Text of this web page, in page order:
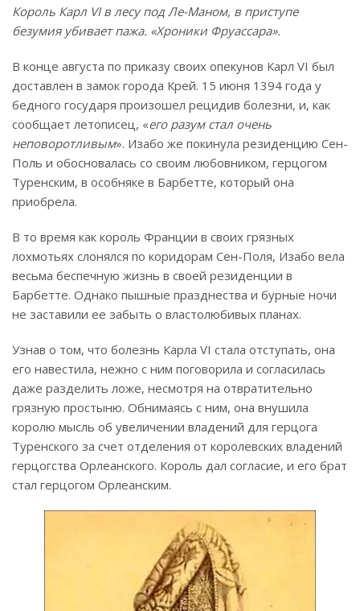
Король Карл VI в лесу под Ле-Маном, в приступе
безумия убивает пажа. «Хроники Фруассара».
В конце августа по приказу своих опекунов Карл VI был
доставлен в замок города Крей. 15 июня 1394 года у
бедного государя произошел рецидив болезни, и, как
сообщает летописец, «его разум стал очень
неповоротливым». Изабо же покинула резиденцию Сен-
Поль и обосновалась со своим любовником, герцогом
Туренским, в особняке в Барбетте, который она
приобрела.
В то время как король Франции в своих грязных
лохмотьях слонялся по коридорам Сен-Поля, Изабо вела
весьма беспечную жизнь в своей резиденции в
Барбетте. Однако пышные празднества и бурные ночи
не заставили ее забыть о властолюбивых планах.
Узнав о том, что болезнь Карла VI стала отступать, она
его навестила, нежно с ним поговорила и согласилась
даже разделить ложе, несмотря на отвратительно
грязную простыню. Обнимаясь с ним, она внушила
королю мысль об увеличении владений для герцога
Туренского за счет отделения от королевских владений
герцогства Орлеанского. Король дал согласие, и его брат
стал герцогом Орлеанским.